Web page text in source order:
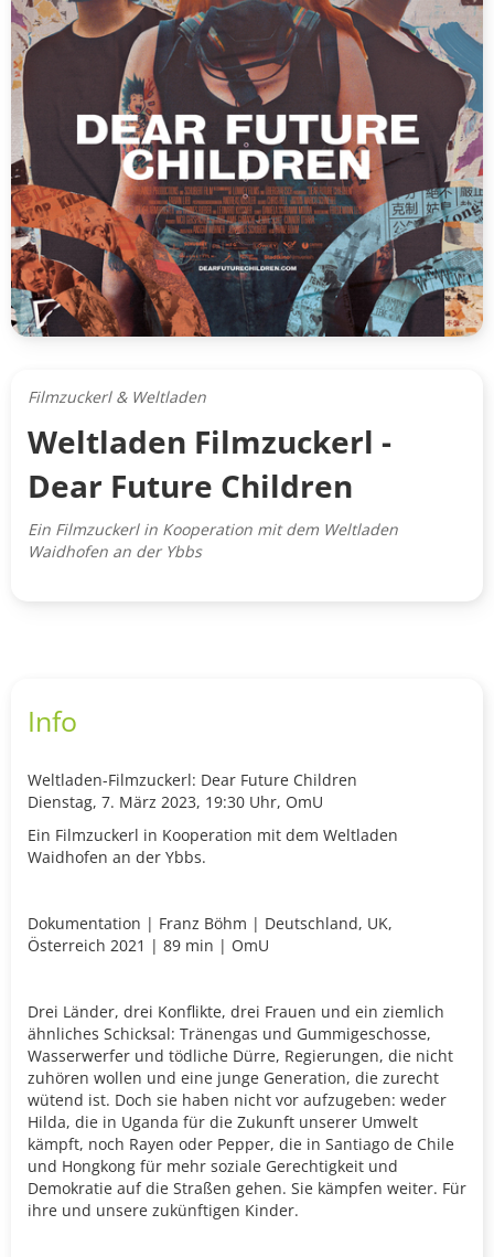
Filmzuckerl & Weltladen
Weltladen Filmzuckerl -
Dear Future Children
Ein Filmzuckerl in Kooperation mit dem Weltladen
Waidhofen an der Ybbs
Info
Weltladen-Filmzuckerl: Dear Future Children
Dienstag, 7. März 2023, 19:30 Uhr, OmU
Ein Filmzuckerl in Kooperation mit dem Weltladen
Waidhofen an der Ybbs.
Dokumentation | Franz Böhm | Deutschland, UK,
Österreich 2021 | 89 min | OmU
Drei Länder, drei Konflikte, drei Frauen und ein ziemlich
ähnliches Schicksal: Tränengas und Gummigeschosse,
Wasserwerfer und tödliche Dürre, Regierungen, die nicht
zuhören wollen und eine junge Generation, die zurecht
wütend ist. Doch sie haben nicht vor aufzugeben: weder
Hilda, die in Uganda für die Zukunft unserer Umwelt
kämpft, noch Rayen oder Pepper, die in Santiago de Chile
und Hongkong für mehr soziale Gerechtigkeit und
Demokratie auf die Straßen gehen. Sie kämpfen weiter. Für
ihre und unsere zukünftigen Kinder.